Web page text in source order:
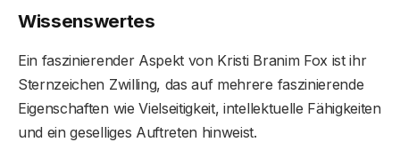
Wissenswertes
Ein faszinierender Aspekt von Kristi Branim Fox ist ihr
Sternzeichen Zwilling, das auf mehrere faszinierende
Eigenschaften wie Vielseitigkeit, intellektuelle Fähigkeiten
und ein geselliges Auftreten hinweist.